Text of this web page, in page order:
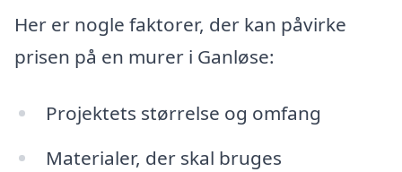
Her er nogle faktorer, der kan påvirke
prisen på en murer i Ganløse:
Projektets størrelse og omfang
Materialer, der skal bruges